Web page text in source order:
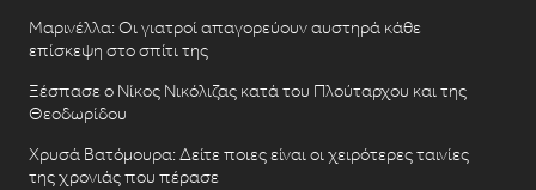
Μαρινέλλα: Οι γιατροί απαγορεύουν αυστηρά κάθε
επίσκεψη στο σπίτι της
Ξέσπασε ο Νίκος Νικόλιζας κατά του Πλούταρχου και της
Θεοδωρίδου
Χρυσά Βατόμουρα: Δείτε ποιες είναι οι χειρότερες ταινίες
της χρονιάς που πέρασε